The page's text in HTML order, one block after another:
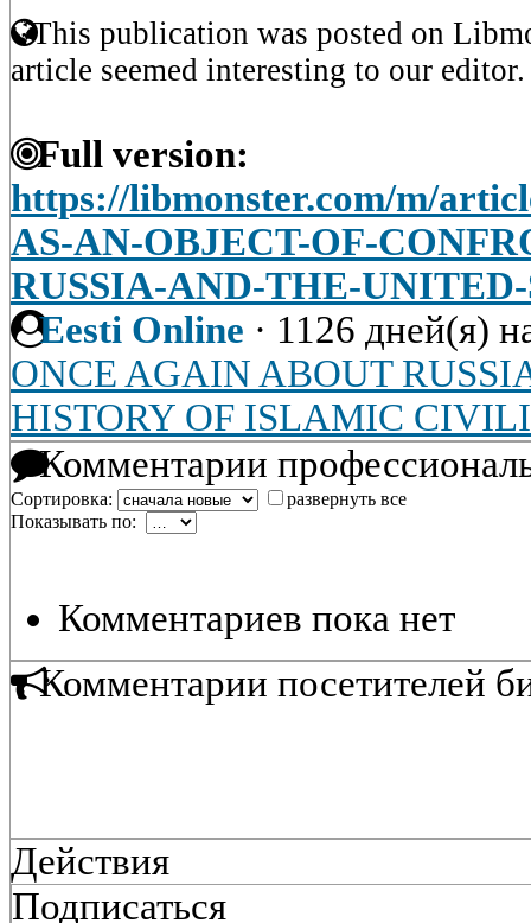
This publication was posted on
article seemed interesting to our editor.
Full version:
https://libmonster.com/m/
AS-AN-OBJECT-OF-
RUSSIA-AND-THE-UNITED-
Eesti Online · 1126 дней(я)
ONCE AGAIN ABOUT
HISTORY OF ISLAMIC
Комментарии
Сортировка:
развернуть все
Показывать по:
Комментариев пока нет
Комментарии посетителей
Действия
Подписаться